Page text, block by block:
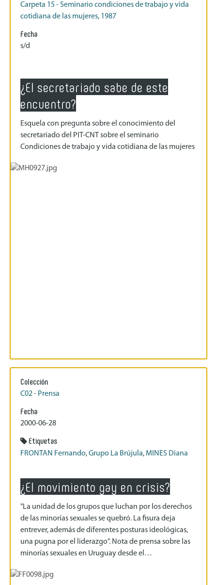
Carpeta 15 - Seminario condiciones de trabajo y vida
cotidiana de las mujeres, 1987
Fecha
s/d
¿El secretariado sabe de este
encuentro?
Esquela con pregunta sobre el conocimiento del
secretariado del PIT-CNT sobre el seminario
Condiciones de trabajo y vida cotidiana de las mujeres
Colección
C02 - Prensa
Fecha
2000-06-28
Etiquetas
FRONTAN Fernando,Grupo La Brújula, MINES Diana
¿El movimiento gay en crisis?
"La unidad de los grupos que luchan por los derechos
de las minorías sexuales se quebró. La fisura deja
entrever, además de diferentes posturas ideológicas,
una pugna por el liderazgo". Nota de prensa sobre las
minorías sexuales en Uruguay desde el…